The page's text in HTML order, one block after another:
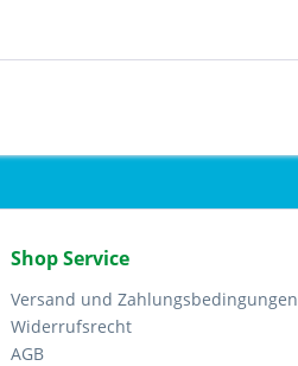
Shop Service
Versand und Zahlungsbedingungen
Widerrufsrecht
AGB